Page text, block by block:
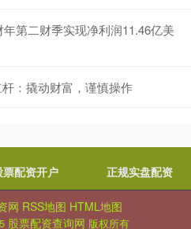
第二财季实现净利润11.46亿美
：撬动财富，谨慎操作
配资开户 正规实盘配资
网 RSS地图 HTML地图
股票配资查询网 版权所有